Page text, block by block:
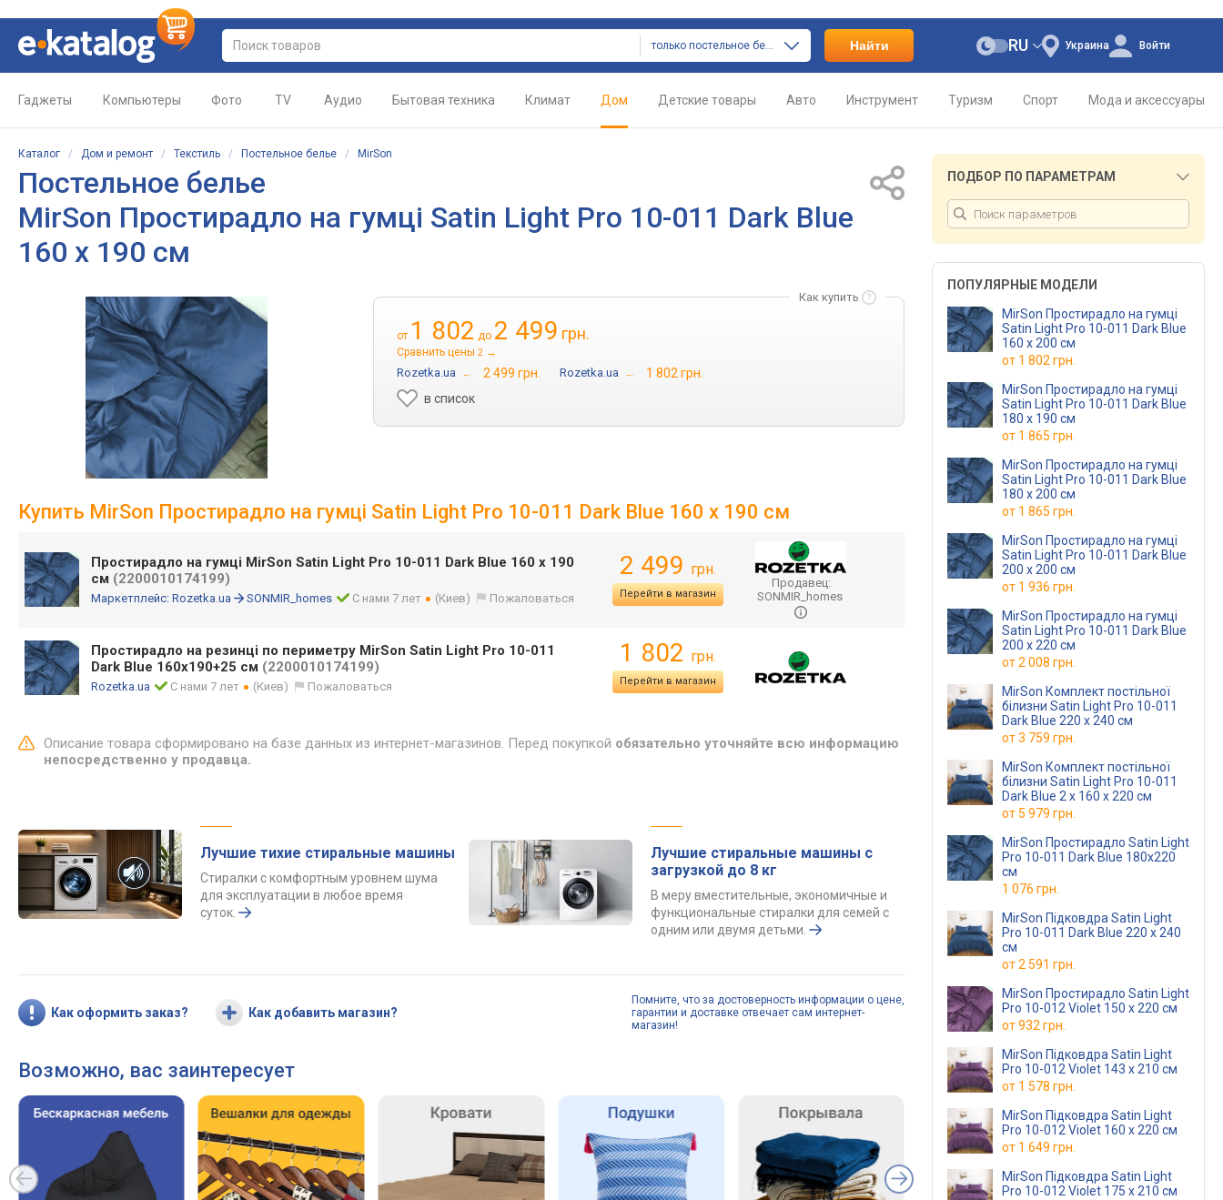
только постельное белье Найти Украина
RU Войти
Гаджеты Компьютеры Фото TV Аудио Бытовая техника Климат Дом Детские товары Авто Инструмент Туризм Спорт Мода и аксессуары
Каталог / Дом и ремонт / Текстиль / Постельное белье / MirSon
Постельное белье
MirSon Простирадло на гумці Satin Light Pro 10-011 Dark Blue
160 х 190 см
Как купить
от 1 802 до 2 499 грн.
Сравнить цены 2 →
Rozetka.ua → 2 499 грн. Rozetka.ua →
1 802 грн.
в список
Купить MirSon Простирадло на гумці Satin Light Pro 10-011 Dark Blue 160 х 190 см
Простирадло на гумці MirSon Satin Light Pro 10-011 Dark Blue 160 х 190
см (2200010174199)
Маркетплейс: Rozetka.ua SONMIR_homes С нами 7 лет (Киев) Пожаловаться
2 499 грн.
Перейти в магазин
Продавец:
SONMIR_homes
Простирадло на резинці по периметру MirSon Satin Light Pro 10-011
Dark Blue 160x190+25 см (2200010174199)
Rozetka.ua С нами 7 лет (Киев) Пожаловаться
1 802 грн.
Перейти в магазин
Описание товара сформировано на базе данных из интернет-магазинов. Перед покупкой обязательно уточняйте всю информацию
непосредственно у продавца.
Лучшие тихие стиральные машины
Стиралки с комфортным уровнем шума
для эксплуатации в любое время
суток.
Лучшие стиральные машины с
загрузкой до 8 кг
В меру вместительные, экономичные и
функциональные стиралки для семей с
одним или двумя детьми.
Как оформить заказ? Как добавить магазин?
Помните, что за достоверность информации о цене,
гарантии и доставке отвечает сам интернет-
магазин!
Возможно, вас заинтересует
ПОДБОР ПО ПАРАМЕТРАМ
ПОПУЛЯРНЫЕ МОДЕЛИ
MirSon Простирадло на гумці
Satin Light Pro 10-011 Dark Blue
160 х 200 см
от 1 802 грн.
MirSon Простирадло на гумці
Satin Light Pro 10-011 Dark Blue
180 х 190 см
от 1 865 грн.
MirSon Простирадло на гумці
Satin Light Pro 10-011 Dark Blue
180 х 200 см
от 1 865 грн.
MirSon Простирадло на гумці
Satin Light Pro 10-011 Dark Blue
200 х 200 см
от 1 936 грн.
MirSon Простирадло на гумці
Satin Light Pro 10-011 Dark Blue
200 х 220 см
от2 008 грн.
MirSon Комплект постільної
білизни Satin Light Pro 10-011
Dark Blue 220 x 240 см
от3 759 грн.
MirSon Комплект постільної
білизни Satin Light Pro 10-011
Dark Blue 2 x 160 x 220 см
от5 979 грн.
MirSon Простирадло Satin Light
Pro 10-011 Dark Blue 180x220
см
1 076 грн.
MirSon Підковдра Satin Light
Pro 10-011 Dark Blue 220 x 240
см
от2 591 грн.
MirSon Простирадло Satin Light
Pro 10-012 Violet 150 х 220 см
от932 грн.
MirSon Підковдра Satin Light
Pro 10-012 Violet 143 x 210 см
от 1 578 грн.
MirSon Підковдра Satin Light
Pro 10-012 Violet 160 x 220 см
от 1 649 грн.
MirSon Підковдра Satin Light
Pro 10-012 Violet 175 x 210 см